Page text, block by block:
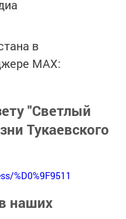
в
MАХ:
"Светлый
Тукаевского
%D0%9F9511
наших